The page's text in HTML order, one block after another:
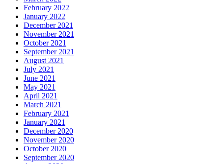
February 2022
January 2022
December 2021
November 2021
October 2021
September 2021
August 2021
July 2021
June 2021
May 2021
April 2021
March 2021
February 2021
January 2021
December 2020
November 2020
October 2020
September 2020